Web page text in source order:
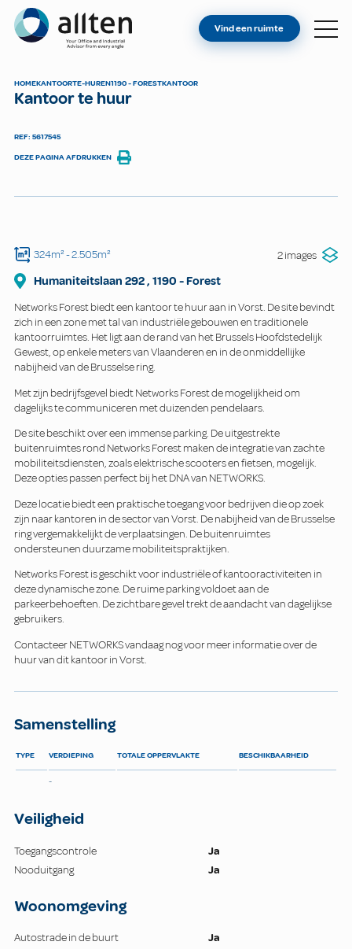
Allten
VIND EEN RUIMTE
Vind een ruimte
HOMEKANTOORTE-HUREN1190 - FORESTKANTOOR
Kantoor te huur
REF: 5617545
DEZE PAGINA AFDRUKKEN
324m²- 2.505m² 2 images
Humaniteitslaan 292, 1190 -Forest
Networks Forest biedt een kantoor te huur aan in Vorst. De site bevindt
zich in een zone met tal van industriële gebouwen en traditionele
kantoorruimtes. Het ligt aan de rand van het Brussels Hoofdstedelijk
Gewest, op enkele meters van Vlaanderen en in de onmiddellijke
nabijheid van de Brusselse ring.
Met zijn bedrijfsgevel biedt Networks Forest de mogelijkheid om
dagelijks te communiceren met duizenden pendelaars.
De site beschikt over een immense parking. De uitgestrekte
buitenruimtes rond Networks Forest maken de integratie van zachte
mobiliteitsdiensten, zoals elektrische scooters en fietsen, mogelijk.
Deze opties passen perfect bij het DNA van NETWORKS.
Deze locatie biedt een praktische toegang voor bedrijven die op zoek
zijn naar kantoren in de sector van Vorst. De nabijheid van de Brusselse
ring vergemakkelijkt de verplaatsingen. De buitenruimtes
ondersteunen duurzame mobiliteitspraktijken.
Networks Forest is geschikt voor industriële of kantooractiviteiten in
deze dynamische zone. De ruime parking voldoet aan de
parkeerbehoeften. De zichtbare gevel trekt de aandacht van dagelijkse
gebruikers.
Contacteer NETWORKS vandaag nog voor meer informatie over de
huur van dit kantoor in Vorst.
Samenstelling
TYPE VERDIEPING TOTALE OPPERVLAKTE BESCHIKBAARHEID
-
Veiligheid
Toegangscontrole
Ja
Nooduitgang
Ja
Woonomgeving
Autostrade in de buurt
Ja